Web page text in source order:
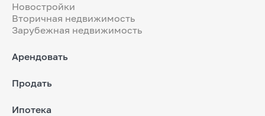
Новостройки
Вторичная недвижимость
Зарубежная недвижимость
Арендовать
Продать
Ипотека